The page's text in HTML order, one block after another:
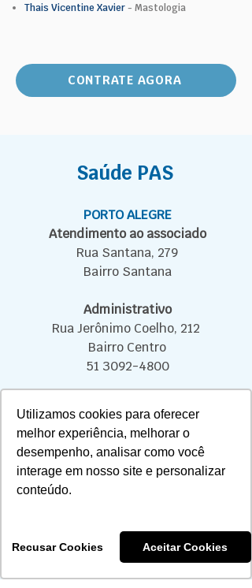
Utilizamos cookies para oferecer
melhor experiência, melhorar o
desempenho, analisar como você
interage em nosso site e personalizar
conteúdo.
Recusar Cookies Aceitar Cookies
Thais Vicentine Xavier- Mastologia
CONTRATE AGORA
Saúde PAS
PORTO ALEGRE
​Atendimento ao associado
Rua Santana, 279
Bairro Santana
Administrativo
Rua Jerônimo Coelho, 212
Bairro Centro
51 3092-4800
Rua Sapiranga, 90 / 303
Bairro Jardim Mauá
PELOTAS
Rua Voluntários da Pátria, 738
OUVIDORIA
51 3092-4808